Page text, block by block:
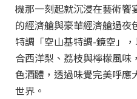
機那一刻起就沉浸在藝術饗
的經濟艙與豪華經濟艙過夜
特調「空山基特調-鏡空」
合西洋梨、荔枝與檸檬風味
色酒體，透過味覺完美呼應
世界。